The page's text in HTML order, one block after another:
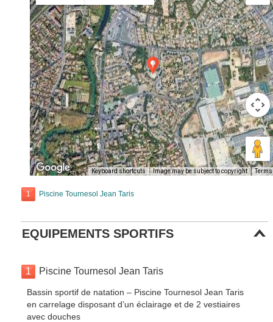
Keyboard shortcuts Image may be subject to copyright Terms
1 Piscine Tournesol Jean Taris
EQUIPEMENTS SPORTIFS
1 Piscine Tournesol Jean Taris
Bassin sportif de natation – Piscine Tournesol Jean Taris
en carrelage disposant d’un éclairage et de 2 vestiaires
avec douches